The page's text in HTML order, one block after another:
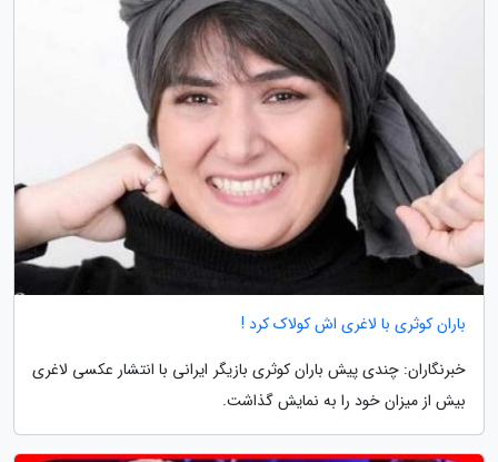
باران کوثری با لاغری اش کولاک کرد !
خبرنگاران: چندی پیش باران کوثری بازیگر ایرانی با انتشار عکسی لاغری
بیش از میزان خود را به نمایش گذاشت.